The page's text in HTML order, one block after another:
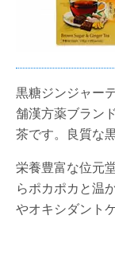
黒糖ジンジャー
舗漢方薬ブラン
茶です。良質な
栄養豊富な位元
らポカポカと温
やオキシダント